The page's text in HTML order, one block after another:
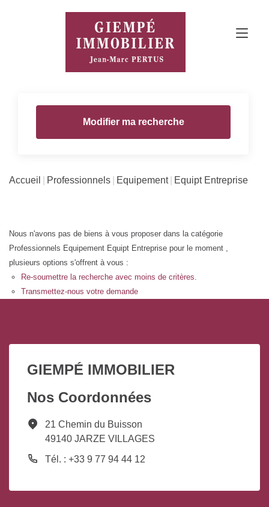
Modifier ma recherche
Accueil Professionnels Equipement Equipt Entreprise
Nous n'avons pas de biens à vous proposer dans la catégorie
Professionnels Equipement Equipt Entreprise pour le moment ,
plusieurs options s'offrent à vous :
Re-soumettre la recherche avec moins de critères.
Transmettez-nous votre demande
GIEMPÉ IMMOBILIER
Nos Coordonnées
21 Chemin du Buisson
49140 JARZE VILLAGES
Tél. : +33 9 77 94 44 12